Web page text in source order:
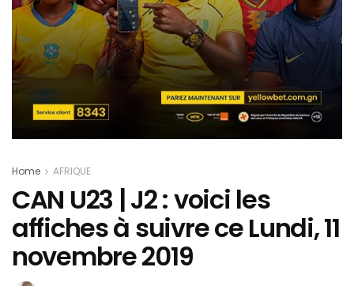
Home AFRIQUE
CAN U23 | J2 : voici les
affiches à suivre ce Lundi, 11
novembre 2019